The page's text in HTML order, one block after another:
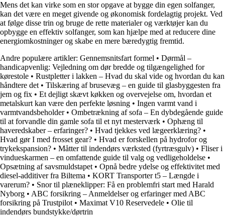
Mens det kan virke som en stor opgave at bygge din egen solfanger,
kan det være en meget givende og økonomisk fordelagtig projekt. Ved
at følge disse trin og bruge de rette materialer og værktøjer kan du
opbygge en effektiv solfanger, som kan hjælpe med at reducere dine
energiomkostninger og skabe en mere bæredygtig fremtid.
Andre populære artikler: Gennemsnitsfart formel • Dørmål –
handicapvenlig: Vejledning om dør bredde og tilgængelighed for
kørestole • Rustpletter i lakken – Hvad du skal vide og hvordan du kan
håndtere det • Tilskæring af brusevæg – en guide til glasbyggesten fra
jem og fix • Et dejligt skævt køkken og overvejelse om, hvordan et
metalskurt kan være den perfekte løsning • Ingen varmt vand i
varmtvandsbeholder• Ombetrækning af sofa – En dybdegående guide
til at forvandle din gamle sofa til et nyt mesterværk • Ophæng til
haveredskaber – erfaringer? • Hvad tjekkes ved lægeerklæring? •
Hvad gør I med frosset gear? • Hvad er forskellen på hydrofor og
trykekspansion? • Måtter til indendørs værksted (fyrtræsgulv) • Fliser i
vindueskarmen – en omfattende guide til valg og vedligeholdelse •
Opsætning af savsmuldstapet • Opnå bedre ydelse og effektivitet med
diesel-additiver fra Biltema • KORT Transporter t5 – Længde i
varerum? • Snor til plæneklipper: Få en problemfri start med Harald
Nyborg • ABC forsikring – Anmeldelser og erfaringer med ABC
forsikring på Trustpilot • Maximat V10 Reservedele • Olie til
indendørs bundstykke/dørtrin